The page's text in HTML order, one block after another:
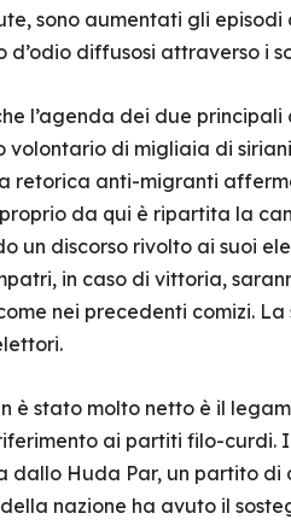
sono aumentati gli
diffusosi attraverso i
l’agenda dei due principali
di migliaia di
retorica anti-migranti
da qui è ripartita la
un discorso rivolto ai suoi
in caso di vittoria,
nei precedenti comizi.
è stato molto netto è il
ai partiti filo-curdi.
Huda Par, un partito
nazione ha avuto il